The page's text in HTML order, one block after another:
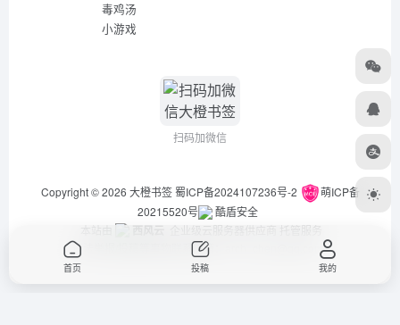
毒鸡汤
小游戏
扫码加微信
Copyright © 2026 大橙书签 蜀ICP备2024107236号-2
萌ICP备
20215520号
酷盾安全
本站由
西风云 企业级云服务器供应商 托管服务
违法举报/投稿等事物联系邮箱：arch_chen@qq.com
首页 投稿 我的